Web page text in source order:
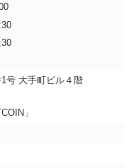
号 大手町ビル４階
」